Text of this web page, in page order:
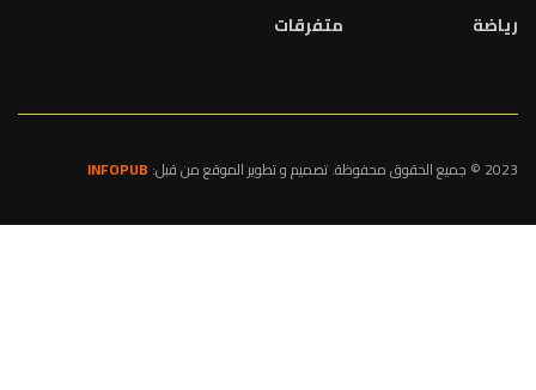
رياضة
متفرقات
2023 © جميع الحقوق محفوظة. تصميم و تطوير الموقع من قبل: INFOPUB